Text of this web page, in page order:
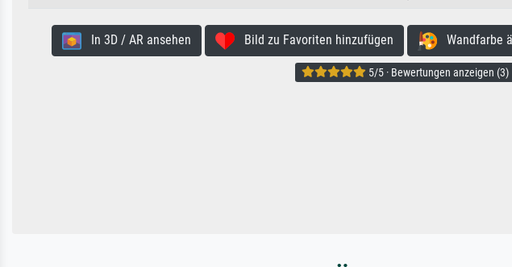
In 3D / AR ansehen Bild zu Favoriten hinzufügen Wandfarbe
5/5 · Bewertungen anzeigen (3)